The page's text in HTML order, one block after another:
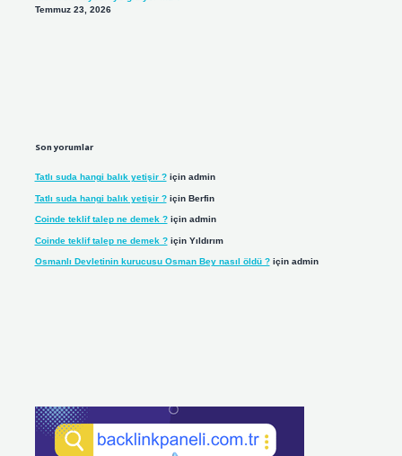
Temmuz 23, 2026
Son yorumlar
Tatlı suda hangi balık yetişir ?için admin
Tatlı suda hangi balık yetişir ?için Berfin
Coinde teklif talep ne demek ?için admin
Coinde teklif talep ne demek ?için Yıldırım
Osmanlı Devletinin kurucusu Osman Bey nasıl öldü ?için admin